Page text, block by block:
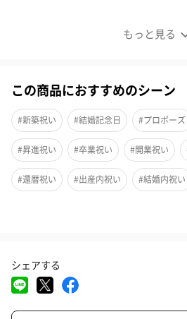
もっと見る
A4ファイルタイプのカタログギフ
この商品におすすめのシーン
#新築祝い #結婚記念日 #プロポーズ
#昇進祝い #卒業祝い #開業祝い
#還暦祝い #出産内祝い #結婚内祝い
#お祝い
#お中元 #クリスマス
シェアする